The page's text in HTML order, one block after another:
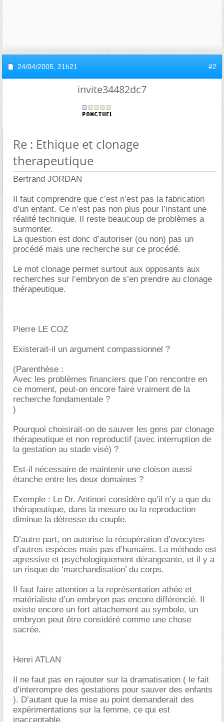
24/04/2005, 21h21 #2
invite34482dc7
Re : Ethique et clonage
therapeutique
Bertrand JORDAN
Il faut comprendre que c’est n’est pas la fabrication
d’un enfant. Ce n’est pas non plus pour l’instant une
réalité technique. Il reste beaucoup de problèmes a
surmonter.
La question est donc d’autoriser (ou non) pas un
procédé mais une recherche sur ce procédé.
Le mot clonage permet surtout aux opposants aux
recherches sur l’embryon de s’en prendre au clonage
thérapeutique.
Pierre LE COZ
Existerait-il un argument compassionnel ?
(Parenthèse :
Avec les problèmes financiers que l’on rencontre en
ce moment, peut-on encore faire vraiment de la
recherche fondamentale ?
)
Pourquoi choisirait-on de sauver les gens par clonage
thérapeutique et non reproductif (avec interruption de
la gestation au stade visé) ?
Est-il nécessaire de maintenir une cloison aussi
étanche entre les deux domaines ?
Exemple : Le Dr. Antinori considère qu’il n’y a que du
thérapeutique, dans la mesure ou la reproduction
diminue la détresse du couple.
D’autre part, on autorise la récupération d’ovocytes
d’autres espèces mais pas d’humains. La méthode est
agressive et psychologiquement dérangeante, et il y a
un risque de ‘marchandisation’ du corps.
Il faut faire attention a la représentation athée et
matérialiste d’un embryon pas encore différencié. Il
existe encore un fort attachement au symbole, un
embryon peut être considéré comme une chose
sacrée.
Henri ATLAN
Il ne faut pas en rajouter sur la dramatisation ( le fait
d’interrompre des gestations pour sauver des enfants
). D’autant que la mise au point demanderait des
expérimentations sur la femme, ce qui est
inacceptable.